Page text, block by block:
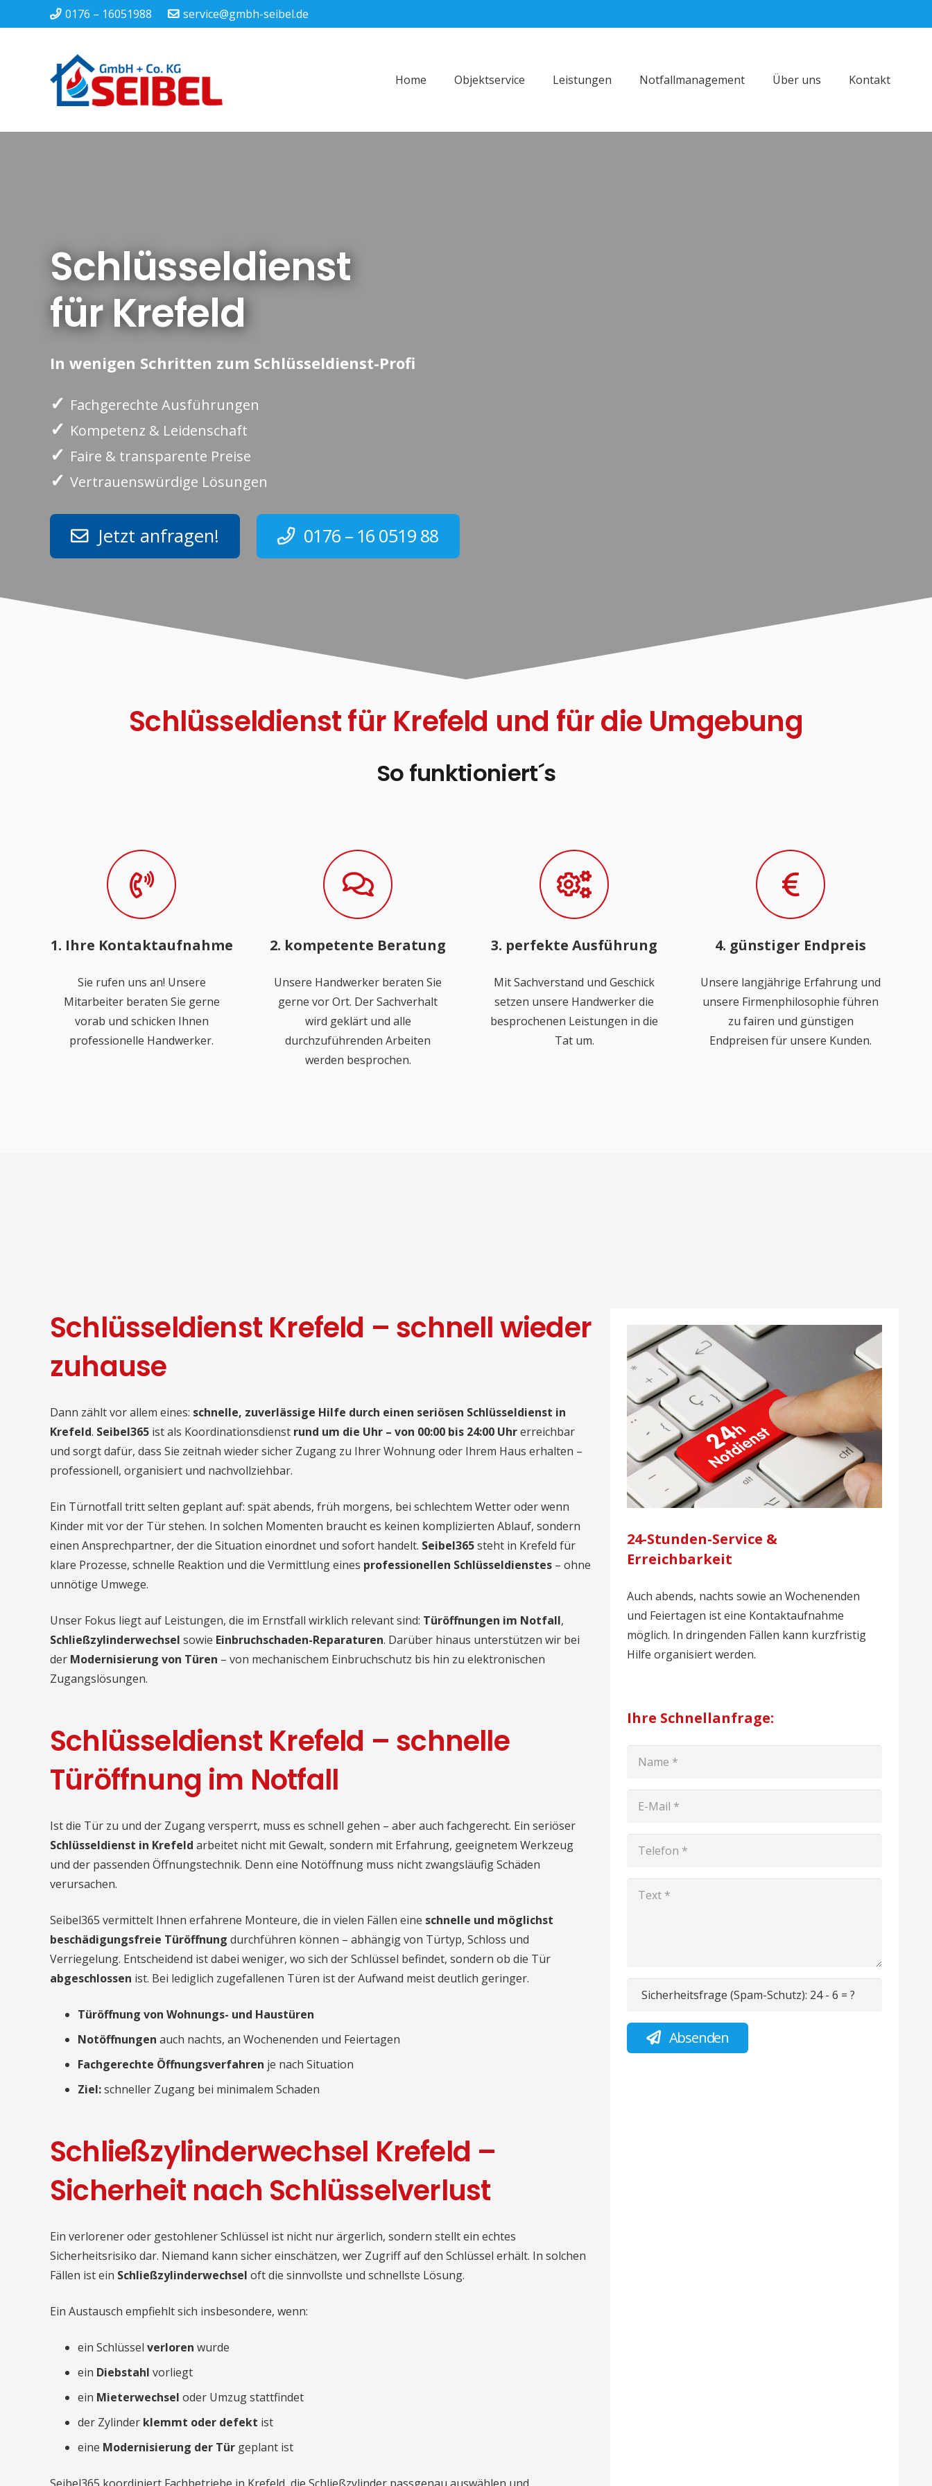
0176 – 16051988 service@gmbh-seibel.de
Home Objektservice Leistungen Notfallmanagement Über uns Kontakt
Schlüsseldienst
für Krefeld
In wenigen Schritten zum Schlüsseldienst-Profi
✓ Fachgerechte Ausführungen
✓ Kompetenz & Leidenschaft
✓ Faire & transparente Preise
✓ Vertrauenswürdige Lösungen
Jetzt anfragen! 0176 – 16 0519 88
Schlüsseldienst für Krefeld und für die Umgebung
So funktioniert´s
1. Ihre Kontaktaufnahme
Sie rufen uns an! Unsere
Mitarbeiter beraten Sie gerne
vorab und schicken Ihnen
professionelle Handwerker.
2. kompetente Beratung
Unsere Handwerker beraten Sie
gerne vor Ort. Der Sachverhalt
wird geklärt und alle
durchzuführenden Arbeiten
werden besprochen.
3. perfekte Ausführung
Mit Sachverstand und Geschick
setzen unsere Handwerker die
besprochenen Leistungen in die
Tat um.
4. günstiger Endpreis
Unsere langjährige Erfahrung und
unsere Firmenphilosophie führen
zu fairen und günstigen
Endpreisen für unsere Kunden.
Schlüsseldienst Krefeld – schnell wieder
zuhause
Dann zählt vor allem eines: schnelle, zuverlässige Hilfe durch einen seriösen Schlüsseldienst in
Krefeld. Seibel365 ist als Koordinationsdienst rund um die Uhr – von 00:00 bis 24:00 Uhrerreichbar
und sorgt dafür, dass Sie zeitnah wieder sicher Zugang zu Ihrer Wohnung oder Ihrem Haus erhalten –
professionell, organisiert und nachvollziehbar.
Ein Türnotfall tritt selten geplant auf: spät abends, früh morgens, bei schlechtem Wetter oder wenn
Kinder mit vor der Tür stehen. In solchen Momenten braucht es keinen komplizierten Ablauf, sondern
einen Ansprechpartner, der die Situation einordnet und sofort handelt. Seibel365steht in Krefeld für
klare Prozesse, schnelle Reaktion und die Vermittlung eines professionellen Schlüsseldienstes – ohne
unnötige Umwege.
Unser Fokus liegt auf Leistungen, die im Ernstfall wirklich relevant sind: Türöffnungen im Notfall,
Schließzylinderwechsel sowie Einbruchschaden-Reparaturen. Darüber hinaus unterstützen wir bei
der Modernisierung von Türen – von mechanischem Einbruchschutz bis hin zu elektronischen
Zugangslösungen.
Schlüsseldienst Krefeld – schnelle
Türöffnung im Notfall
Ist die Tür zu und der Zugang versperrt, muss es schnell gehen – aber auch fachgerecht. Ein seriöser
Schlüsseldienst in Krefeld arbeitet nicht mit Gewalt, sondern mit Erfahrung, geeignetem Werkzeug
und der passenden Öffnungstechnik. Denn eine Notöffnung muss nicht zwangsläufig Schäden
verursachen.
Seibel365 vermittelt Ihnen erfahrene Monteure, die in vielen Fällen eine schnelle und möglichst
beschädigungsfreie Türöffnung durchführen können – abhängig von Türtyp, Schloss und
Verriegelung. Entscheidend ist dabei weniger, wo sich der Schlüssel befindet, sondern ob die Tür
abgeschlossen ist. Bei lediglich zugefallenen Türen ist der Aufwand meist deutlich geringer.
Türöffnung von Wohnungs- und Haustüren
Notöffnungen auch nachts, an Wochenenden und Feiertagen
Fachgerechte Öffnungsverfahren je nach Situation
Ziel:schneller Zugang bei minimalem Schaden
Schließzylinderwechsel Krefeld –
Sicherheit nach Schlüsselverlust
Ein verlorener oder gestohlener Schlüssel ist nicht nur ärgerlich, sondern stellt ein echtes
Sicherheitsrisiko dar. Niemand kann sicher einschätzen, wer Zugriff auf den Schlüssel erhält. In solchen
Fällen ist ein Schließzylinderwechsel oft die sinnvollste und schnellste Lösung.
Ein Austausch empfiehlt sich insbesondere, wenn:
ein Schlüssel verloren wurde
ein Diebstahl vorliegt
ein Mieterwechsel oder Umzug stattfindet
der Zylinder klemmt oder defekt ist
eine Modernisierung der Tür geplant ist
24-Stunden-Service &
Erreichbarkeit
Auch abends, nachts sowie an Wochenenden
und Feiertagen ist eine Kontaktaufnahme
möglich. In dringenden Fällen kann kurzfristig
Hilfe organisiert werden.
Ihre Schnellanfrage:
Sicherheitsfrage (Spam-Schutz): 24 - 6 = ?
Absenden